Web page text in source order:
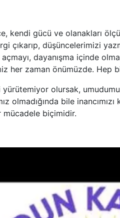
kendi gücü ve olanakları
çıkarıp, düşüncelerimizi
dayanışma içinde
her zaman önümüzde. Hep
olursak,
olmadığında bile
mücadele biçimidir.